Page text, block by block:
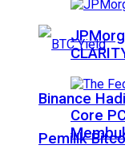
Binance
Pemilik
Core